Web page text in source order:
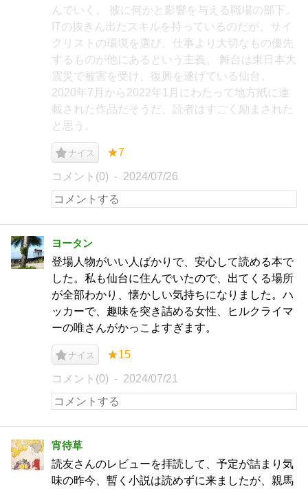
んでいく。 彼に何かと影響を与える職場の部下。
ITの抜きん出たスキルを持っているのだが、サイ
クリストの環境を選び、仕事より大切なもの優先
するものが他にあるという主義。 舞台は東日本大
震災で被害を受け、復興を遂げている仙台。
2020年7月から2022年1月にわたって地方紙に連
載された作品だそうだ、読者はすごく励まされた
と思う。
ナイス ★7
コメント(0) 2024/07/26
ヨータン
登場人物がいい人ばかりで、安心して読める本で
した。私も仙台に住んでいたので、出てくる場所
が全部わかり、懐かしい気持ちになりました。ハ
ッカーで、趣味を突き詰める女性、ヒルクライマ
ーの唯さんがかっこよすぎます。
ナイス ★15
コメント(0) 2024/07/21
宵待草
読友さんのレビューを拝読して、予定が詰まり気
味の昨今、暫く小説は読めずに来ましたが、親馬